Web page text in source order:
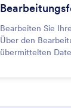
Bearbeiten Sie
Über den
übermittelten